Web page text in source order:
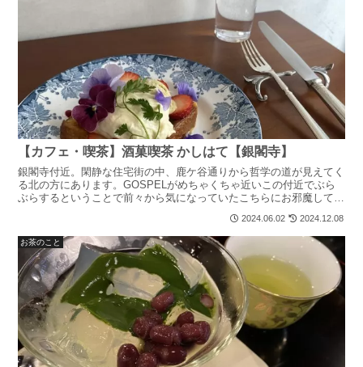
【カフェ・喫茶】酒菓喫茶 かしはて【銀閣寺】
銀閣寺付近。閑静な住宅街の中、鹿ケ谷通りから哲学の道が見えてく
る北の方にあります。GOSPELがめちゃくちゃ近いこの付近でぶら
ぶらするということで前々から気になっていたこちらにお邪魔してき
2024.06.02 2024.12.08
お茶のこと